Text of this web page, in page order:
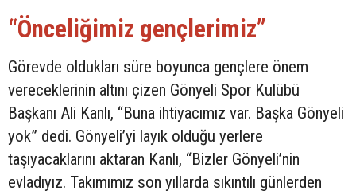
“Önceliğimiz gençlerimiz”
Görevde oldukları süre boyunca gençlere önem
vereceklerinin altını çizen Gönyeli Spor Kulübü
Başkanı Ali Kanlı, “Buna ihtiyacımız var. Başka Gönyeli
yok” dedi. Gönyeli’yi layık olduğu yerlere
taşıyacaklarını aktaran Kanlı, “Bizler Gönyeli’nin
evladıyız. Takımımız son yıllarda sıkıntılı günlerden